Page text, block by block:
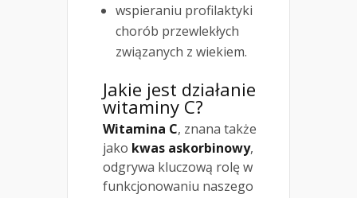
wspieraniu profilaktyki
chorób przewlekłych
związanych z wiekiem.
Jakie jest działanie
witaminy C?
Witamina C, znana także
jako kwas askorbinowy,
odgrywa kluczową rolę w
funkcjonowaniu naszego